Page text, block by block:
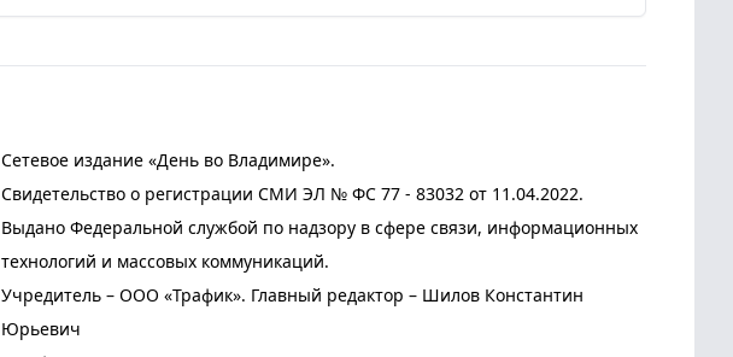
Сетевое издание «День во Владимире».
Свидетельство о регистрации СМИ ЭЛ № ФС 77 - 83032 от 11.04.2022.
Выдано Федеральной службой по надзору в сфере связи, информационных
технологий и массовых коммуникаций.
Учредитель – ООО «Трафик». Главный редактор – Шилов Константин
Юрьевич